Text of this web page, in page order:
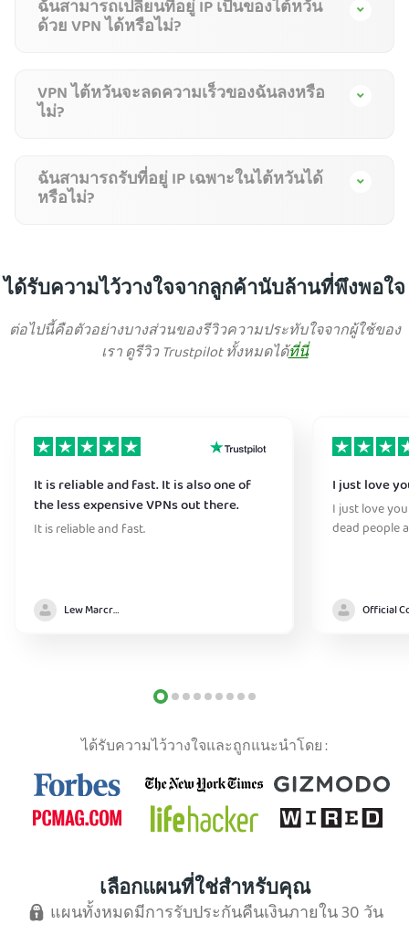
ฉันสามารถเปลี่ยนที่อยู่ IP เป็นของไต้หวัน
ด้วย VPN ได้หรือไม่?
VPN ไต้หวันจะลดความเร็วของฉันลงหรือ
ไม่?
ฉันสามารถรับที่อยู่ IP เฉพาะในไต้หวันได้
หรือไม่?
ได้รับความไว้วางใจจากลูกค้านับล้านที่พึงพอใจ
ต่อไปนี้คือตัวอย่างบางส่วนของรีวิวความประทับใจจากผู้ใช้ของ
เรา ดูรีวิว Trustpilot ทั้งหมดได้ที่นี่
It is reliable and fast. It is also one of
the less expensive VPNs out there.
It is reliable and fast.
Lew Marcrum
I just love
I just love
dead people
ได้รับความไว้วางใจและถูกแนะนำโดย :
เลือกแผนที่ใช่สำหรับคุณ
แผนทั้งหมดมีการรับประกันคืนเงินภายใน 30 วัน